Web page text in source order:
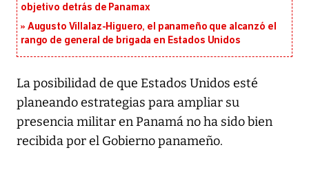
objetivo detrás de Panamax
Augusto Villalaz-Higuero, el panameño que alcanzó el
rango de general de brigada en Estados Unidos
La posibilidad de que Estados Unidos esté
planeando estrategias para ampliar su
presencia militar en Panamá no ha sido bien
recibida por el Gobierno panameño.